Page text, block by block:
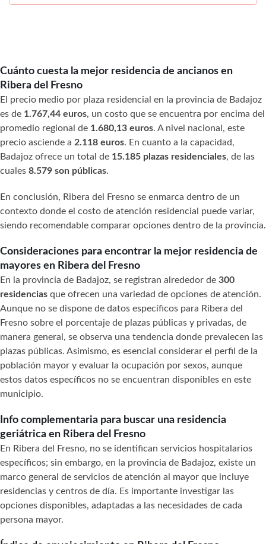
Cuánto cuesta la mejor residencia de ancianos en
Ribera del Fresno
El precio medio por plaza residencial en la provincia de Badajoz
es de 1.767,44 euros, un costo que se encuentra por encima del
promedio regional de 1.680,13 euros. A nivel nacional, este
precio asciende a 2.118 euros. En cuanto a la capacidad,
Badajoz ofrece un total de 15.185 plazas residenciales, de las
cuales 8.579 son públicas.
En conclusión, Ribera del Fresno se enmarca dentro de un
contexto donde el costo de atención residencial puede variar,
siendo recomendable comparar opciones dentro de la provincia.
Consideraciones para encontrar la mejor residencia de
mayores en Ribera del Fresno
En la provincia de Badajoz, se registran alrededor de 300
residencias que ofrecen una variedad de opciones de atención.
Aunque no se dispone de datos específicos para Ribera del
Fresno sobre el porcentaje de plazas públicas y privadas, de
manera general, se observa una tendencia donde prevalecen las
plazas públicas. Asimismo, es esencial considerar el perfil de la
población mayor y evaluar la ocupación por sexos, aunque
estos datos específicos no se encuentran disponibles en este
municipio.
Info complementaria para buscar una residencia
geriátrica en Ribera del Fresno
En Ribera del Fresno, no se identifican servicios hospitalarios
específicos; sin embargo, en la provincia de Badajoz, existe un
marco general de servicios de atención al mayor que incluye
residencias y centros de día. Es importante investigar las
opciones disponibles, adaptadas a las necesidades de cada
persona mayor.